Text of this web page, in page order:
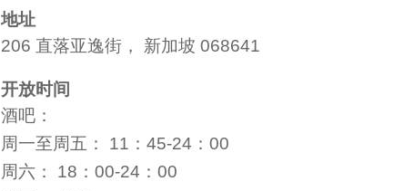
地址
206 直落亚逸街， 新加坡 068641
开放时间
酒吧：
周一至周五： 11：45-24：00
周六： 18：00-24：00